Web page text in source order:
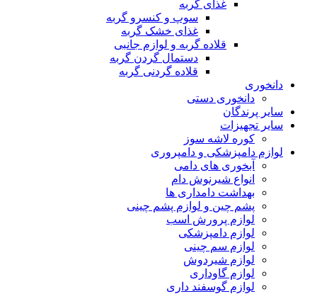
غذای گربه
سوپ و کنسرو گربه
غذای خشک گربه
قلاده گربه و لوازم جانبی
دستمال گردن گربه
قلاده گردنی گربه
دانخوری
دانخوری دستی
سایر پرندگان
سایر تجهیزات
کوره لاشه سوز
لوازم دامپزشکی و دامپروری
آبخوری های دامی
انواع شیرنوش دام
بهداشت دامداری ها
پشم چین و لوازم پشم چینی
لوازم پرورش اسب
لوازم دامپزشکی
لوازم سم چینی
لوازم شیردوش
لوازم گاوداری
لوازم گوسفند داری